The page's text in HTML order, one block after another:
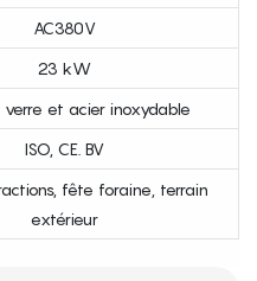
AC380V
23 kW
verre et acier inoxydable
ISO, CE. BV
fête foraine, terrain
extérieur